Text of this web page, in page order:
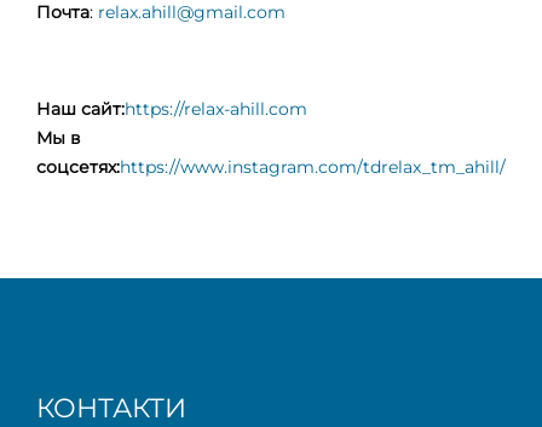
Почта: relax.ahill@gmail.com
Наш сайт:https://relax-ahill.com
Мы в
соцсетях:https://www.instagram.com/tdrelax_tm_ahill/
КОНТАКТИ